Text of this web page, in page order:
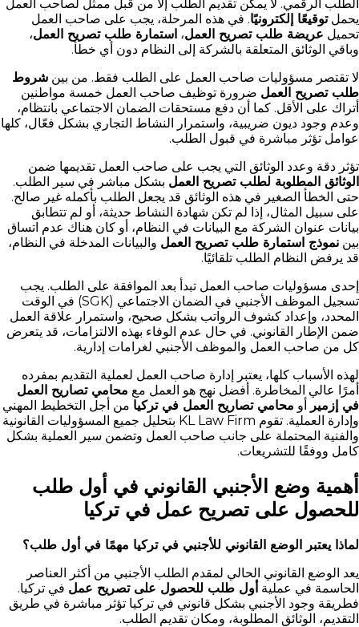
الطلب الرقمي. لا يمكن تقديم الطلب إلا من قبل ممثل لصاحب العمل
يحملتوقيعًا إلكترونيًا. في هذه المرحلة، يجب على صاحب العمل
تحميل عريضة طلب تصريح العمل، استمارة طلب تصريح العمل،
وباقي الوثائق المتعلقة بالشركة إلى النظام دون أي خطأ.
لا تقتصر مسؤوليات صاحب العمل على الطلب فقط. من بين شروط
طلب تصريح العمل ضرورة توظيف صاحب العمل خمسة مواطنين
أتراك على الأقل. كما أن دفع مستحقات الضمان الاجتماعي بانتظام،
وعدم وجود ديون ضريبية، واستمرار النشاط التجاري بشكل فعّال، كلها
عوامل تؤثر مباشرة في قبول الطلب.
تؤثر دقة وعدد الوثائق التي يجب على صاحب العمل تقديمها ضمن
الوثائق المطلوبة لطلب تصريح العمل بشكل مباشر في سير الطلب.
حتى الخطأ الصغير في هذه الوثائق قد يجعل الطلب بأكمله غير صالح.
على سبيل المثال، إذا لم تكن شهادة النشاط حديثة، أو لم تتطابق
بيانات عنوان الشركة مع البيانات في النظام، أو كان هناك عدم اتساق
بين نموذج استمارة طلب تصريح العمل والبيانات المدخلة في النظام،
قد يرفض النظام الطلب تلقائيًا.
إحدى مسؤوليات صاحب العمل تبدأ بعد الموافقة على الطلب. يجب
تسجيل الموظف الأجنبي في الضمان الاجتماعي (SGK) في الوقت
المحدد، وإعداد كشوف الرواتب بشكل صحيح، واستمرار علاقة العمل
ضمن الإطار القانوني. في حال عدم الوفاء بهذه الالتزامات، قد يتعرض
كل من صاحب العمل والموظف الأجنبي لغرامات إدارية.
لهذه الأسباب كلها، يعتبر إدارة صاحب العمل لعملية التقديم بمفرده
أمرًا عالي المخاطرة. أفضل نهج هو العمل مع محامي تصاريح العمل
في إزمير أو محامي تصاريح العمل في تركيا من أجل التخطيط المهني
وإدارة العملية. تقوم KL Law Firm بتحليل جميع المسؤوليات القانونية
والفنية المحتملة على جانب صاحب العمل وتضمن سير العملية بشكل
كامل ووفقًا للتشريعات.
أهمية وضع الأجنبي القانوني في أول طلب
للحصول على تصريح عمل في تركيا
لماذا يعتبر الوضع القانوني للأجنبي في تركيا مهمًا في أول طلب؟
يعد الوضع القانوني الحالي لمقدم الطلب الأجنبي من أكثر العناصر
الحاسمة في عملية أول طلب للحصول على تصريح عمل في تركيا.
فطريقة وجود الأجنبي بشكل قانوني في تركيا تؤثر مباشرة في طريق
التقديم، الوثائق المطلوبة، ومكان تقديم الطلب.